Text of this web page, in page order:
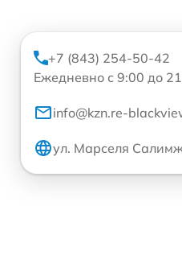
+7 (843) 254-50-42
Ежедневно с 9:00 до
info@kzn.re-
ул. Марселя